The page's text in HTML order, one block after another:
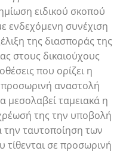
ειδικού σκοπού
ενδεχόμενη συνέχιση
της διασποράς της
στους δικαιούχους
που ορίζει η
αναστολή
μεσολαβεί ταμειακά η
της την υποβολή
ταυτοποίηση των
σε προσωρινή